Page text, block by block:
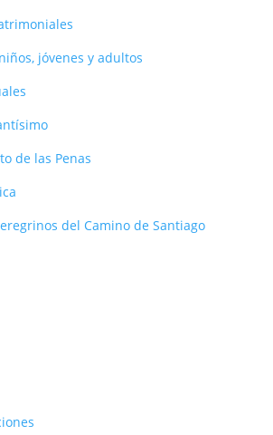
jóvenes y adultos
de las Penas
del Camino de Santiago